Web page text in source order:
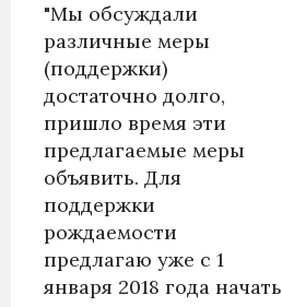
"Мы обсуждали
различные меры
(поддержки)
достаточно долго,
пришло время эти
предлагаемые меры
объявить. Для
поддержки
рождаемости
предлагаю уже с 1
января 2018 года начать